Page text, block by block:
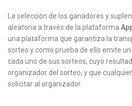
La selección de los ganadores y
aleatoria a través de la plataforma
una plataforma que garantiza la
sorteo y como prueba de ello emite
cada uno de sus sorteos, cuyo
organizador del sorteo, y que
solicitar al organizador.